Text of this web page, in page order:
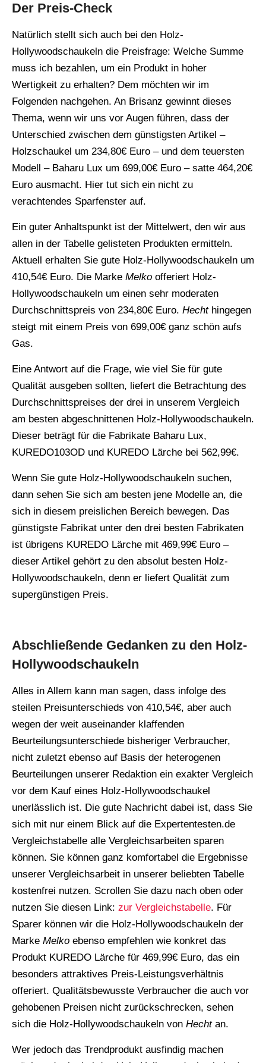
Der Preis-Check
Natürlich stellt sich auch bei den Holz-
Hollywoodschaukeln die Preisfrage: Welche Summe
muss ich bezahlen, um ein Produkt in hoher
Wertigkeit zu erhalten? Dem möchten wir im
Folgenden nachgehen. An Brisanz gewinnt dieses
Thema, wenn wir uns vor Augen führen, dass der
Unterschied zwischen dem günstigsten Artikel –
Holzschaukel um 234,80€ Euro – und dem teuersten
Modell – Baharu Lux um 699,00€ Euro – satte 464,20€
Euro ausmacht. Hier tut sich ein nicht zu
verachtendes Sparfenster auf.
Ein guter Anhaltspunkt ist der Mittelwert, den wir aus
allen in der Tabelle gelisteten Produkten ermitteln.
Aktuell erhalten Sie gute Holz-Hollywoodschaukeln um
410,54€ Euro. Die Marke Melko offeriert Holz-
Hollywoodschaukeln um einen sehr moderaten
Durchschnittspreis von 234,80€ Euro. Hechthingegen
steigt mit einem Preis von 699,00€ ganz schön aufs
Gas.
Eine Antwort auf die Frage, wie viel Sie für gute
Qualität ausgeben sollten, liefert die Betrachtung des
Durchschnittspreises der drei in unserem Vergleich
am besten abgeschnittenen Holz-Hollywoodschaukeln.
Dieser beträgt für die Fabrikate Baharu Lux,
KUREDO103OD und KUREDO Lärche bei 562,99€.
Wenn Sie gute Holz-Hollywoodschaukeln suchen,
dann sehen Sie sich am besten jene Modelle an, die
sich in diesem preislichen Bereich bewegen. Das
günstigste Fabrikat unter den drei besten Fabrikaten
ist übrigens KUREDO Lärche mit 469,99€ Euro –
dieser Artikel gehört zu den absolut besten Holz-
Hollywoodschaukeln, denn er liefert Qualität zum
supergünstigen Preis.
Abschließende Gedanken zu den Holz-
Hollywoodschaukeln
Alles in Allem kann man sagen, dass infolge des
steilen Preisunterschieds von 410,54€, aber auch
wegen der weit auseinander klaffenden
Beurteilungsunterschiede bisheriger Verbraucher,
nicht zuletzt ebenso auf Basis der heterogenen
Beurteilungen unserer Redaktion ein exakter Vergleich
vor dem Kauf eines Holz-Hollywoodschaukel
unerlässlich ist. Die gute Nachricht dabei ist, dass Sie
sich mit nur einem Blick auf die Expertentesten.de
Vergleichstabelle alle Vergleichsarbeiten sparen
können. Sie können ganz komfortabel die Ergebnisse
unserer Vergleichsarbeit in unserer beliebten Tabelle
kostenfrei nutzen. Scrollen Sie dazu nach oben oder
nutzen Sie diesen Link: zur Vergleichstabelle. Für
Sparer können wir die Holz-Hollywoodschaukeln der
Marke Melko ebenso empfehlen wie konkret das
Produkt KUREDO Lärche für 469,99€ Euro, das ein
besonders attraktives Preis-Leistungsverhältnis
offeriert. Qualitätsbewusste Verbraucher die auch vor
gehobenen Preisen nicht zurückschrecken, sehen
sich die Holz-Hollywoodschaukeln von Hechtan.
Wer jedoch das Trendprodukt ausfindig machen